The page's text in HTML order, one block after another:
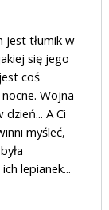
jest tłumik w
się jego
coś
Wojna
A Ci
myśleć,
lepianek...